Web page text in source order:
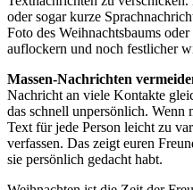
oder sogar kurze
Foto des Weihnachtsbaums
auflockern und noch festlicher
Massen-Nachrichten
Nachricht an viele Kontakte
das schnell unpersönlich. Wenn
Text für jede Person leicht zu
verfassen. Das zeigt euren
sie persönlich gedacht habt.